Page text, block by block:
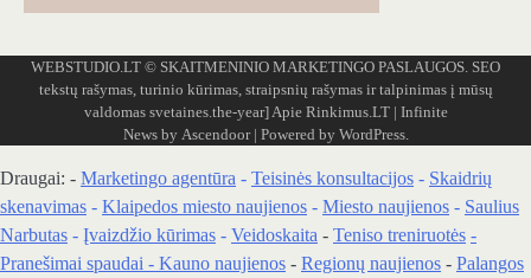
WEBSTUDIO.LT © SKAITMENINIO MARKETINGO PASLAUGOS. SEO
tekstų rašymas, turinio kūrimas, straipsnių rašymas ir talpinimas į mūsų
valdomas svetaines.the-year]Apie Rinkimus.LT| Infinite
News by Ascendoor| Powered by WordPress.
Draugai: - Marketingo agentūra - Teisinės konsultacijos - Skaidrių
skenavimas - Klaipedos miesto naujienos - Miesto naujienos - Saulius
Narbutas - Įvaizdžio kūrimas - Veidoskaita - Teniso treniruotės -
Pranešimai spaudai - Kauno naujienos - Regionų naujienos - Palangos